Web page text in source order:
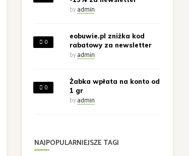
by admin
0
eobuwie.pl zniżka kod
rabatowy za newsletter
by admin
0
Żabka wpłata na konto od
1 gr
by admin
NAJPOPULARNIEJSZE TAGI